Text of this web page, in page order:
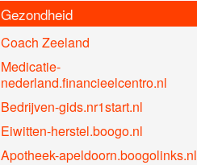
Gezondheid
Coach Zeeland
Medicatie-
nederland.financieelcentro.nl
Bedrijven-gids.nr1start.nl
Eiwitten-herstel.boogo.nl
Apotheek-apeldoorn.boogolinks.nl